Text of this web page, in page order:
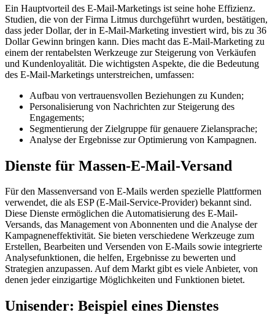
Ein Hauptvorteil des E-Mail-Marketings ist seine hohe Effizienz.
Studien, die von der Firma Litmus durchgeführt wurden, bestätigen,
dass jeder Dollar, der in E-Mail-Marketing investiert wird, bis zu 36
Dollar Gewinn bringen kann. Dies macht das E-Mail-Marketing zu
einem der rentabelsten Werkzeuge zur Steigerung von Verkäufen
und Kundenloyalität. Die wichtigsten Aspekte, die die Bedeutung
des E-Mail-Marketings unterstreichen, umfassen:
Aufbau von vertrauensvollen Beziehungen zu Kunden;
Personalisierung von Nachrichten zur Steigerung des
Engagements;
Segmentierung der Zielgruppe für genauere Zielansprache;
Analyse der Ergebnisse zur Optimierung von Kampagnen.
Dienste für Massen-E-Mail-Versand
Für den Massenversand von E-Mails werden spezielle Plattformen
verwendet, die als ESP (E-Mail-Service-Provider) bekannt sind.
Diese Dienste ermöglichen die Automatisierung des E-Mail-
Versands, das Management von Abonnenten und die Analyse der
Kampagneneffektivität. Sie bieten verschiedene Werkzeuge zum
Erstellen, Bearbeiten und Versenden von E-Mails sowie integrierte
Analysefunktionen, die helfen, Ergebnisse zu bewerten und
Strategien anzupassen. Auf dem Markt gibt es viele Anbieter, von
denen jeder einzigartige Möglichkeiten und Funktionen bietet.
Unisender: Beispiel eines Dienstes